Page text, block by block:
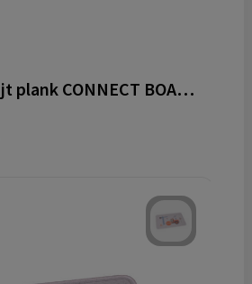
Koziol Ontbijt plank CONNECT BOARD DREAMS